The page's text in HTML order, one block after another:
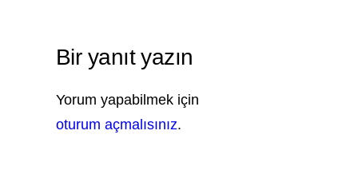
Bir yanıt yazın
Yorum yapabilmek için
oturum açmalısınız.